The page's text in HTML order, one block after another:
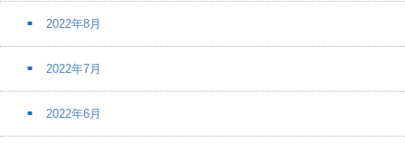
2022年8月
2022年7月
2022年6月